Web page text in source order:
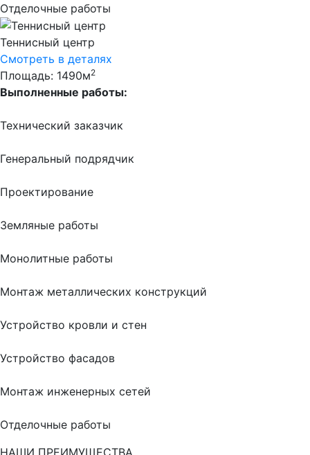
Отделочные работы
Теннисный центр
Смотреть в деталях
Площадь: 1490м2
Выполненные работы:
Технический заказчик
Генеральный подрядчик
Проектирование
Земляные работы
Монолитные работы
Монтаж металлических конструкций
Устройство кровли и стен
Устройство фасадов
Монтаж инженерных сетей
Отделочные работы